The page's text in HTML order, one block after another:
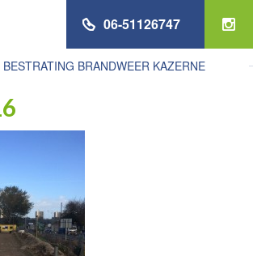
06-51126747
BESTRATING BRANDWEER KAZERNE